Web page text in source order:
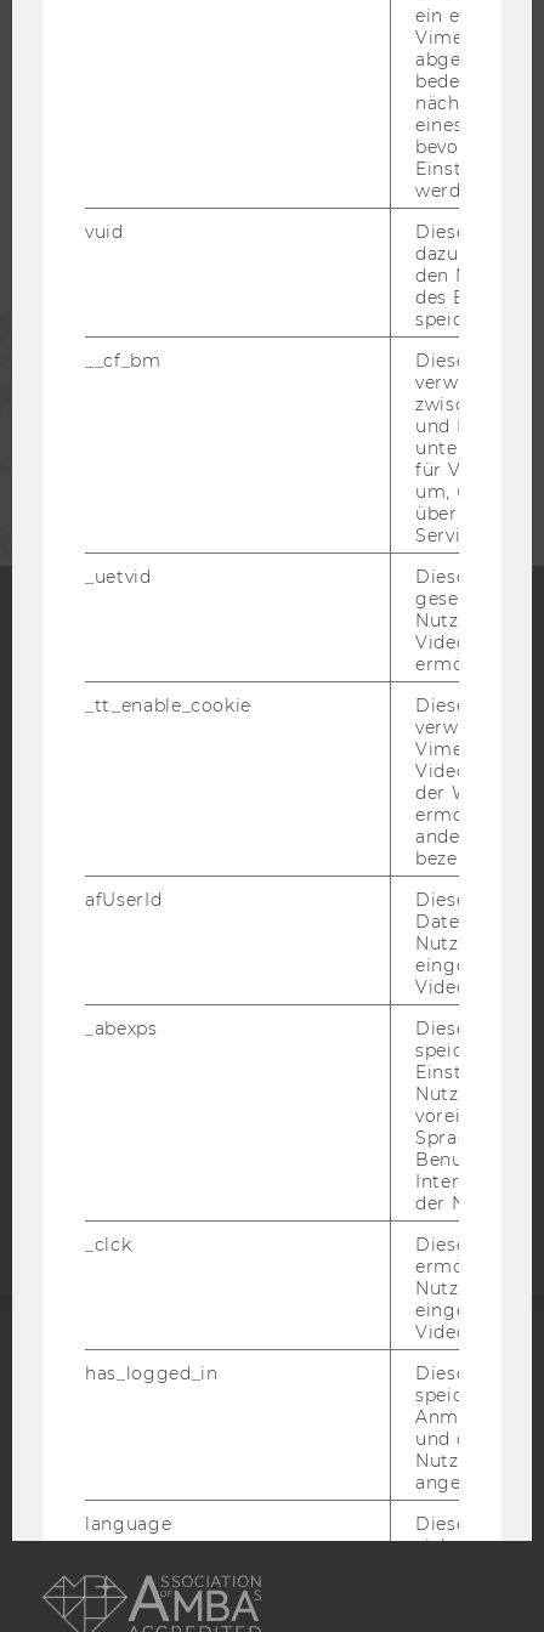
ALUMNI
Blog
Bluesky
BARRIEREFREIHEITSERKLÄRUNG WEBSEITE
DATENSCHUTZERKLÄRUNG SOCIAL MEDIA
STUDIENBEWERBER*INNEN UND STUDIERENDE
Barrierefreiheitserklärung
ACCREDITED BY:
ein
Vimeo-Video
abgespielt
bedeutet,
nächsten
eines Vimeo-
bevorzugten
werden.
vuid
Dieser
dazu
den
des
speichern.
__cf_bm
Dieses
verwendet,
zwischen
und Bots zu
für Vimeo
um, um
über die
Service zu
_uetvid
Dieses
gesetzt, um
Nutzung des
Videoplayers
ermöglichen
_tt_enable_cookie
Dieses
verwendet,
Vimeo-
der WU-
ermöglichen
andere nicht
bezeichnete
afUserId
Dieses
Daten von
Videos
_abexps
Dieses Cookie
speichert
Nutzer*in, zB.
Sprache,
der Nutzer*in
_clck
Dieses Cookie
ermöglicht
Nutzung des
Video Players
has_logged_in
Dieses Cookie
speichert
und ob sich
Nutzer*in
angemeldet
language
Dieses
sich die